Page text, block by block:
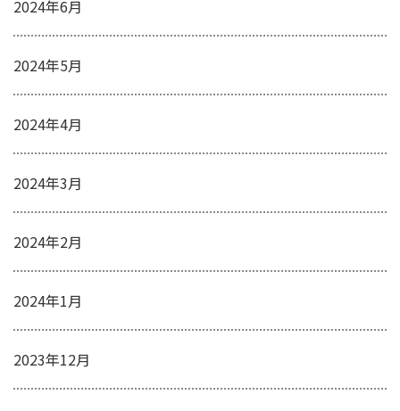
2024年6月
2024年5月
2024年4月
2024年3月
2024年2月
2024年1月
2023年12月